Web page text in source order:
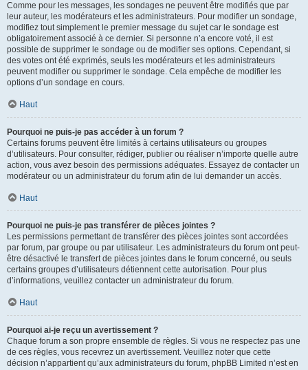
Comme pour les messages, les sondages ne peuvent être modifiés que par
leur auteur, les modérateurs et les administrateurs. Pour modifier un sondage,
modifiez tout simplement le premier message du sujet car le sondage est
obligatoirement associé à ce dernier. Si personne n’a encore voté, il est
possible de supprimer le sondage ou de modifier ses options. Cependant, si
des votes ont été exprimés, seuls les modérateurs et les administrateurs
peuvent modifier ou supprimer le sondage. Cela empêche de modifier les
options d’un sondage en cours.
Haut
Pourquoi ne puis-je pas accéder à un forum ?
Certains forums peuvent être limités à certains utilisateurs ou groupes
d’utilisateurs. Pour consulter, rédiger, publier ou réaliser n’importe quelle autre
action, vous avez besoin des permissions adéquates. Essayez de contacter un
modérateur ou un administrateur du forum afin de lui demander un accès.
Haut
Pourquoi ne puis-je pas transférer de pièces jointes ?
Les permissions permettant de transférer des pièces jointes sont accordées
par forum, par groupe ou par utilisateur. Les administrateurs du forum ont peut-
être désactivé le transfert de pièces jointes dans le forum concerné, ou seuls
certains groupes d’utilisateurs détiennent cette autorisation. Pour plus
d’informations, veuillez contacter un administrateur du forum.
Haut
Pourquoi ai-je reçu un avertissement ?
Chaque forum a son propre ensemble de règles. Si vous ne respectez pas une
de ces règles, vous recevrez un avertissement. Veuillez noter que cette
décision n’appartient qu’aux administrateurs du forum, phpBB Limited n’est en